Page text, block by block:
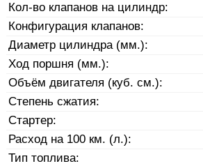
Кол-во клапанов на цилиндр:
Конфигурация клапанов:
Диаметр цилиндра (мм.):
Ход поршня (мм.):
Объём двигателя (куб. см.):
Степень сжатия:
Стартер:
Расход на 100 км. (л.):
Тип топлива: